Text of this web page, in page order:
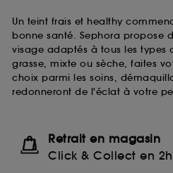
Un teint frais et healthy
bonne santé. Sephora propose
visage adaptés à tous les types
grasse, mixte ou sèche, faites
choix parmi les soins,
redonneront de l'éclat à votre
Retrait en magasin
Click & Collect en
collectées ou générées lors
ou en magasin. Pour refuser
sur "continuer sans accepter".
moment choisir de retirer
souhaitez obtenir plus
utilisés, cliquezici.